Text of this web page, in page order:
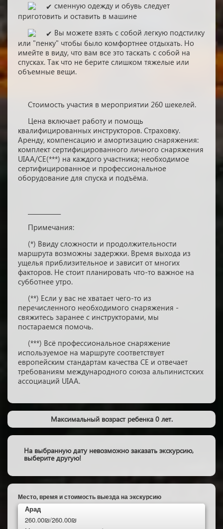
сменную одежду и обувь следует
приготовить и оставить в машине
Вы можете взять с собой легкую подстилку
или "пенку" чтобы было комфортнее отдыхать. Но
имейте в виду, что вам все это таскать с собой на
спусках. Так что не берите слишком тяжелые или
объемные вещи.
Стоимость участия в мероприятии 260 шекелей.
Цена включает работу и помощь
квалифицированных инструкторов. Страховку.
Аренду, компенсацию и амортизацию снаряжения:
комплект сертифицированного личного снаряжения
UIAA/CE(***) на каждого участника; необходимое
сертифицированное и профессиональное
оборудование для спуска и подъёма.
Примечания:
(*) Ввиду сложности и продолжительности
маршрута возможны задержки. Время выхода из
ущелья приблизительное и зависит от многих
факторов. Не стоит планировать что-то важное на
субботнее утро.
(**) Если у вас не хватает чего-то из
перечисленного необходимого снаряжения -
свяжитесь заранее с инструкторами, мы
постараемся помочь.
(***) Всё профессиональное снаряжение
используемое на маршруте соответствует
европейским стандартам качества CE и отвечает
требованиям международного союза альпинистских
ассоциаций UIAA.
Максимальный возраст ребенка 0 лет.
На выбранную дату невозможно заказать экскурсию,
выберите другую!
Место, время и стоимость выезда на экскурсию
Арад
260.00₪/260.00₪